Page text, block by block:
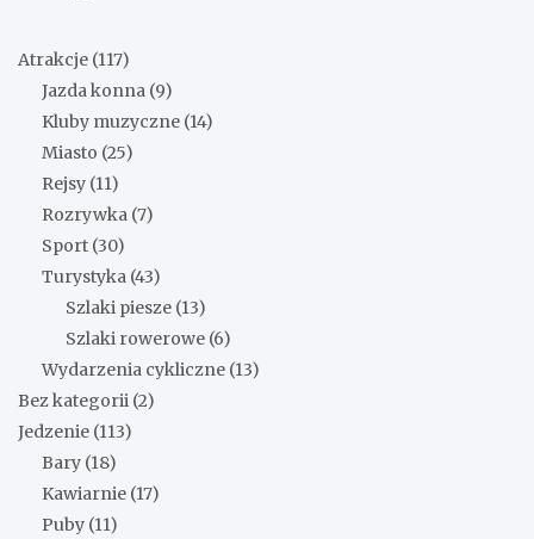
Atrakcje (117)
Jazda konna (9)
Kluby muzyczne (14)
Miasto (25)
Rejsy (11)
Rozrywka (7)
Sport (30)
Turystyka (43)
Szlaki piesze (13)
Szlaki rowerowe (6)
Wydarzenia cykliczne (13)
Bez kategorii (2)
Jedzenie (113)
Bary (18)
Kawiarnie (17)
Puby (11)